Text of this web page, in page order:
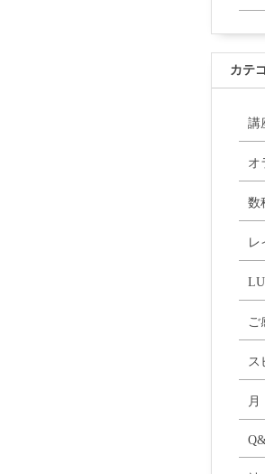
カテ
講
オ
数
レ
ご
ス
月